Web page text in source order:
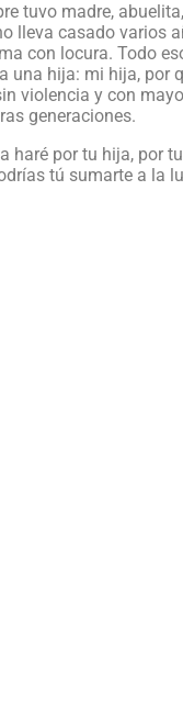
tuvo madre,
lleva casado varios
con locura. Todo
una hija: mi hija, por
violencia y con
generaciones.
haré por tu hija, por
tú sumarte a la